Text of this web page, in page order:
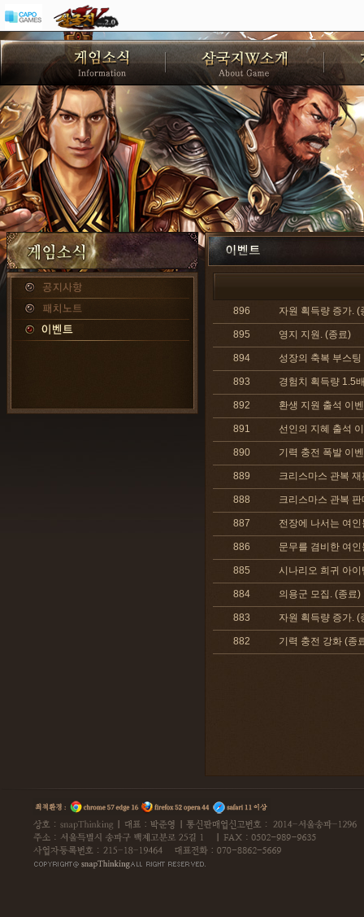
896 자원 획득량 증가. (
895 영지 지원. (종료)
894 성장의 축복 부스
893 경험치 획득량 1.5
892 환생 지원 출석 이
891 선인의 지혜 출석
890 기력 충전 폭발 이
889 크리스마스 관복
888 크리스마스 관복
887 전장에 나서는 여
886 문무를 겸비한 여
885 시나리오 희귀 아
884 의용군 모집. (종료)
883 자원 획득량 증가. (
882 기력 충전 강화 (종